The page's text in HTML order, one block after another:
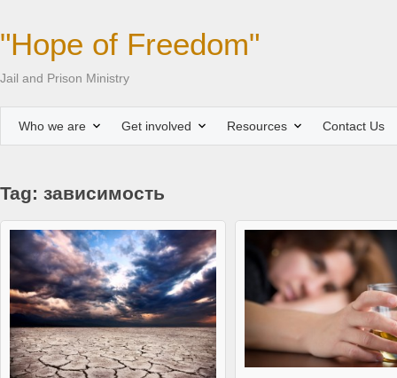
"Hope of Freedom"
Jail and Prison Ministry
Who we are Get involved Resources Contact Us
Tag: зависимость